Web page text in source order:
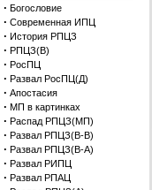
· Богословие
· Современная ИПЦ
· История РПЦЗ
· РПЦЗ(В)
· РосПЦ
· Развал РосПЦ(Д)
· Апостасия
· МП в картинках
· Распад РПЦЗ(МП)
· Развал РПЦЗ(В-В)
· Развал РПЦЗ(В-А)
· Развал РИПЦ
· Развал РПАЦ